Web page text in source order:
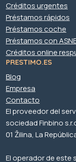
Créditos urgentes
Préstamos rápidos
Préstamos coche
Préstamos con
Créditos online
PRESTIMO.ES
Blog
Empresa
Contacto
El proveedor del
sociedad Finbino
01 Žilina, La
El operador de este